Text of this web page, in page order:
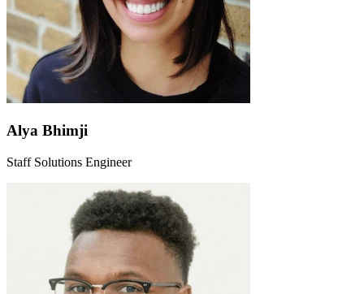
Alya Bhimji
Staff Solutions Engineer